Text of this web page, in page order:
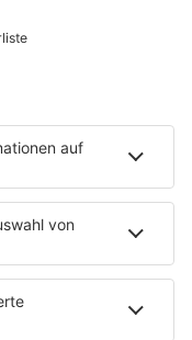
INFO
A Place On
INFO
Folge 149